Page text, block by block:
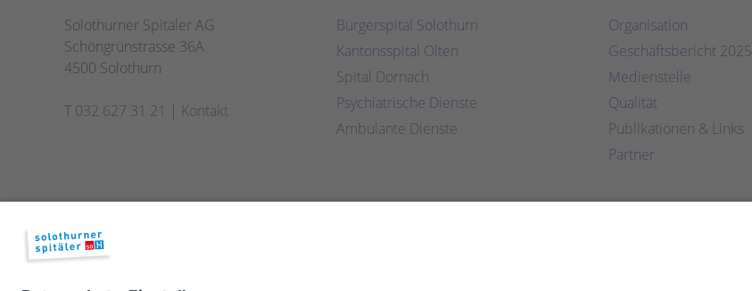
Solothurner Spitäler AG
Schöngrünstrasse 36A
4500 Solothurn
T 032 627 31 21 | Kontakt
Bürgerspital Solothurn
Kantonsspital Olten
Spital Dornach
Psychiatrische Dienste
Ambulante Dienste
Organisation
Geschäftsbericht 2025
Medienstelle
Qualität
Publikationen & Links
Partner